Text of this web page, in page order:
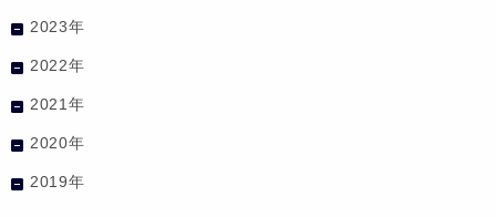
2023年
2022年
2021年
2020年
2019年